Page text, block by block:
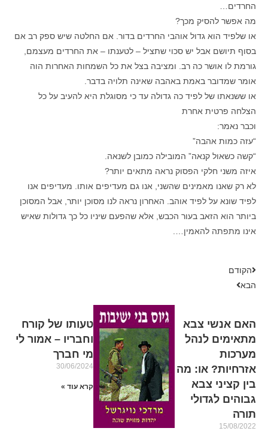
החרדים…
מה אפשר להסיק מכך?
או שלפיד הוא גדול אוהבי החרדים בדור. אם החלטה שיש ספק רב אם
בסוף תיושם אבל יש סכוי שתציל – לטענתו – את החרדים מעצמם,
גורמת לו אושר כה רב. ומציבה בצל את כל השמחות האחרות הוה
אומר שמדובר באמת באהבה שאינה תלויה בדבר.
או ששנאתו של לפיד כה גדולה עד כי מסוגלת היא להעיב על כל
הצלחה פרטית אחרת
וכבר נאמר:
“עזה כמות אהבה”
“קשה כשאול קנאה” המובילה כמובן לשנאה.
איזה משני חלקי הפסוק נראה מתאים יותר?
לא רק שאנו מאמינים שהשני, אנו גם מעדיפים אותו. מעדיפים אנו
לפיד שונא על לפיד אוהב. האחרון נראה לנו מסוכן יותר, אבל המסוכן
ביותר הוא הזאב בעור הכבש, אלא שהפעם שיניו כל כך גדולות שאיש
אינו מתפתה להאמין….
הקודם
הבא
האם אנשי צבא
מתאימים לנהל
מערכות
אזרחיות? או: מה
בין קציני צבא
גבוהים לגדולי
תורה
15/08/2022
טעותו של קורח
וחבריו – אמור לי
מי חברך
30/06/2024
קרא עוד »